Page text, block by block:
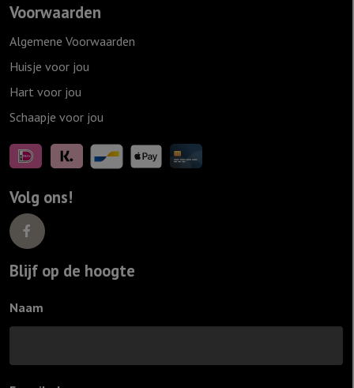
Voorwaarden
Algemene Voorwaarden
Huisje voor jou
Hart voor jou
Schaapje voor jou
Volg ons!
Blijf op de hoogte
Naam